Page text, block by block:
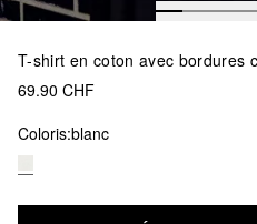
T-shirt en coton avec bordures
69.90 CHF
Coloris:blanc